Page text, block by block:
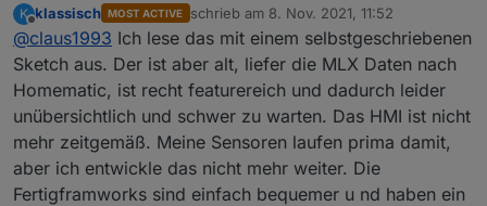
Habe so einiges an Wetterdaten über einen
ESP8266 mit ESPeay laufen. Würde hier gerne den
MLX90614 einfach dazupacken. Bisher hatte ich
leider keinen Erfolg...der Wert wurde nur einmalig
ausgelesen und dann gab es kein Update mehr.
K
Offline
klassisch MOST ACTIVE schrieb am 8. Nov. 2021, 11:52
zuletzt editiert von
@claus1993 Ich lese das mit einem selbstgeschriebenen
Sketch aus. Der ist aber alt, liefer die MLX Daten nach
Homematic, ist recht featurereich und dadurch leider
unübersichtlich und schwer zu warten. Das HMI ist nicht
mehr zeitgemäß. Meine Sensoren laufen prima damit,
aber ich entwickle das nicht mehr weiter. Die
Fertigframworks sind einfach bequemer u nd haben ein